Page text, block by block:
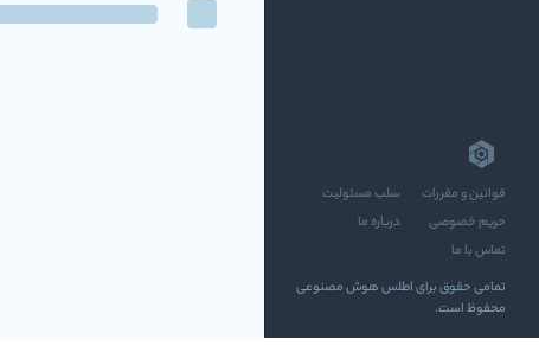
قوانین و مقررات
سلب مسئولیت
حریم خصوصی
درباره ما
تماس با ما
تمامی حقوق برای اطلس هوش مصنوعی
محفوظ است.